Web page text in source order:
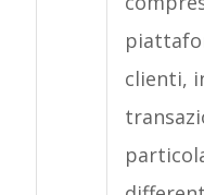
clienti,